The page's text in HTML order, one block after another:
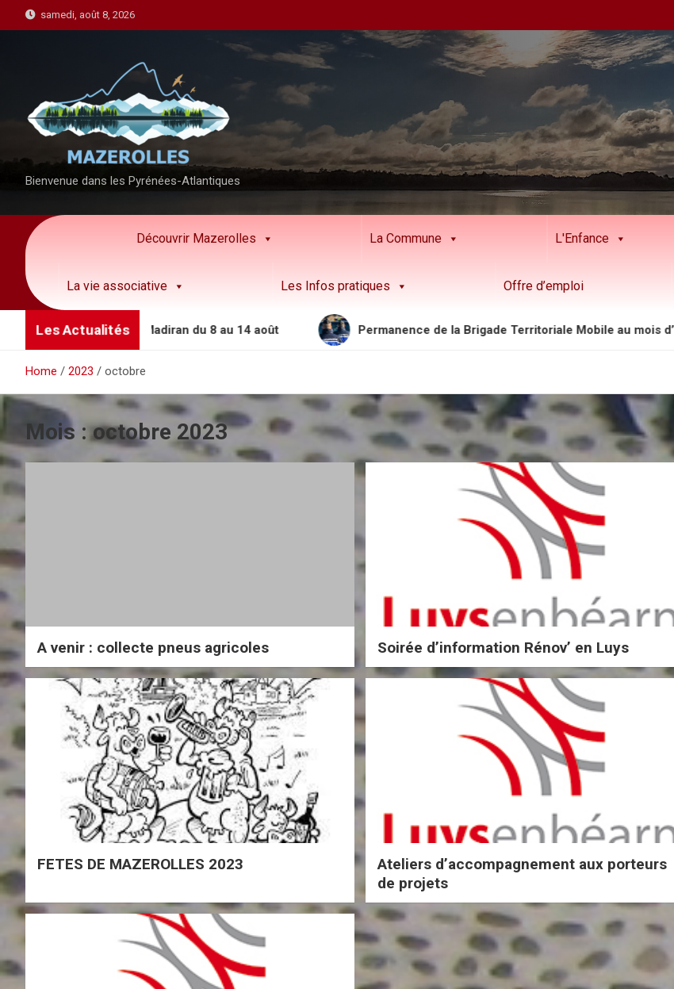
k
samedi, août 8, 2026
Bienvenue dans les Pyrénées-Atlantiques
Découvrir Mazerolles La Commune L'Enfance
La vie associative Les Infos pratiques Offre d’emploi
Les Actualités
Béarn Madiran du 8 au 14 août Permanence de la Brigade Territoriale Mobile au mois d’août
Home 2023 octobre
Mois :octobre 2023
A venir : collecte pneus agricoles Soirée d’information Rénov’ en Luys
FETES DE MAZEROLLES 2023
Ateliers d’accompagnement aux porteurs
de projets